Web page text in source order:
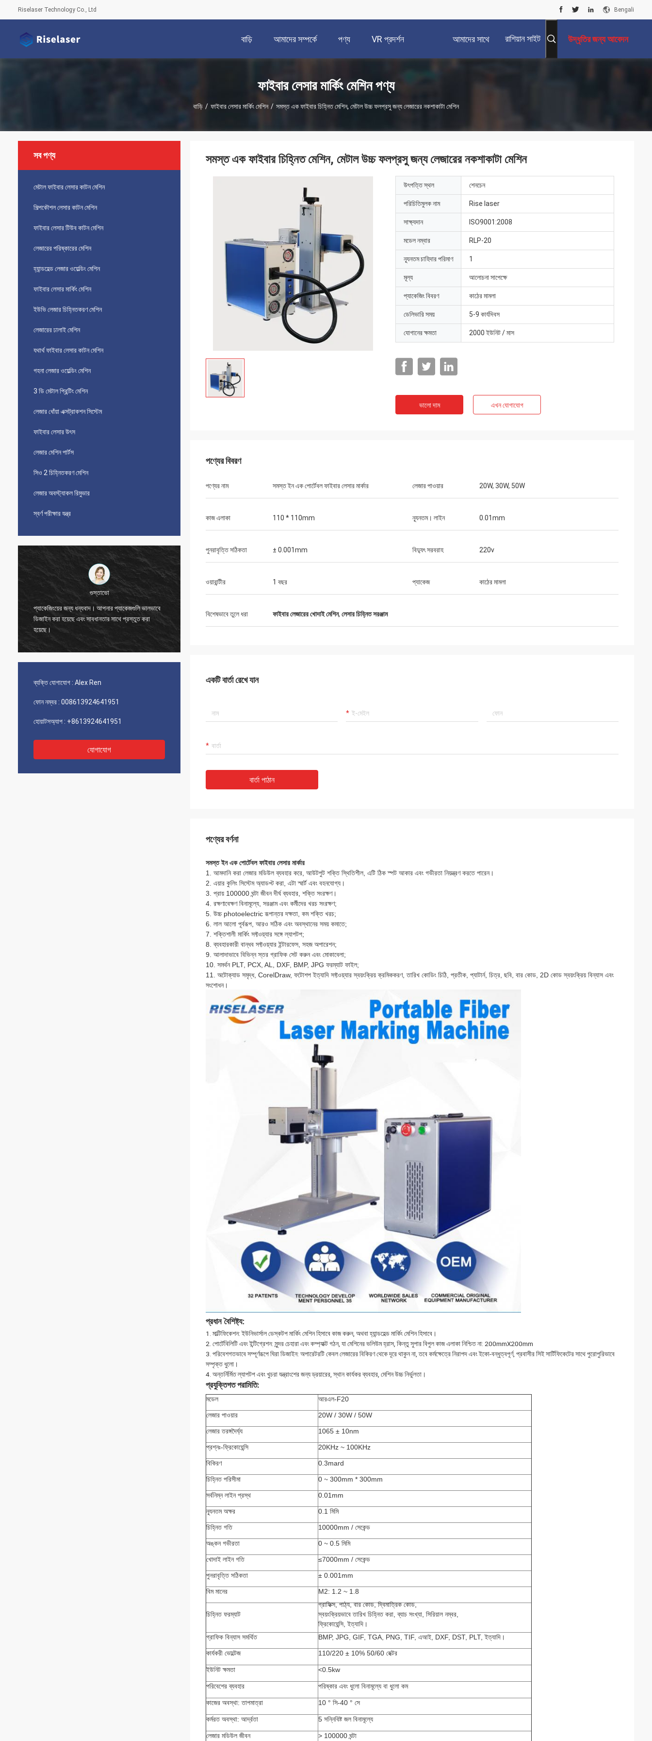
Riselaser Technology Co., Ltd Bengali
বাড়ি আমাদের সম্পর্কে পণ্য VR প্রদর্শন আমাদের সাথে রাশিয়ান সাইট উদ্ধৃতির জন্য আবেদন
ফাইবার লেসার মার্কিং মেশিন পণ্য
বাড়ি / ফাইবার লেসার মার্কিং মেশিন / সমস্ত এক ফাইবার চিহ্নিত মেশিন, মেটাল উচ্চ ফলপ্রসু জন্য লেজারের নকশাকাটা মেশিন
সব পণ্য
মেটাল ফাইবার লেসার কাটন মেশিন
শিল্পকৌশল লেসার কাটন মেশিন
ফাইবার লেসার টিউব কাটন মেশিন
লেজারের পরিষ্কারের মেশিন
হ্যান্ডহেল্ড লেজার ওয়েল্ডিং মেশিন
ফাইবার লেসার মার্কিং মেশিন
ইউভি লেজার চিহ্নিতকরণ মেশিন
লেজারের ঢালাই মেশিন
যথার্থ ফাইবার লেসার কাটন মেশিন
গহনা লেজার ওয়েল্ডিং মেশিন
3 ডি মেটাল প্রিন্টিং মেশিন
লেজার ধোঁয়া এক্সট্রাকশন সিস্টেম
ফাইবার লেসার উৎস
লেজার মেশিন পার্টস
সিও 2 চিহ্নিতকরণ মেশিন
লেজার অবস্ট্যাকল রিমুভার
স্বর্ণ পরীক্ষার যন্ত্র
বিজেতা
ধন্যবাদ, জো।
যন্ত্রটি দৃ looks় দেখায় ... ভাল নির্মিত ... এটির মতো!
গুস্তাভো
হয়েছে।
ব্যক্তি যোগাযোগ : Alex Ren
ফোন নম্বর : 008613924641951
হোয়াটসঅ্যাপ : +8613924641951
যোগাযোগ
সমস্ত এক ফাইবার চিহ্নিত মেশিন, মেটাল উচ্চ ফলপ্রসু জন্য লেজারের নকশাকাটা মেশিন
উৎপত্তি স্থল শেনচেন
পরিচিতিমুলক নাম Rise laser
সাক্ষ্যদান ISO9001:2008
মডেল নম্বার RLP-20
ন্যূনতম চাহিদার পরিমাণ 1
মূল্য আলোচনা সাপেক্ষে
প্যাকেজিং বিবরণ কাঠের মামলা
ডেলিভারি সময় 5-9 কার্যদিবস
যোগানের ক্ষমতা 2000 ইউনিট / মাস
ভালো দাম এখন যোগাযোগ
পণ্যের বিবরণ
পণ্যের নাম সমস্ত ইন এক পোর্টেবল ফাইবার লেসার মার্কার লেজার পাওয়ার 20W, 30W, 50W
কাজ এলাকা 110 * 110mm ন্যূনতম। লাইন 0.01mm
পুনরাবৃত্তি সঠিকতা ± 0.001mm বিদ্যুৎ সরবরাহ 220v
ওয়ারান্টীর 1 বছর প্যাকেজ কাঠের মামলা
বিশেষভাবে তুলে ধরা ফাইবার লেজারের খোদাই মেশিন, লেসার চিহ্নিত সরঞ্জাম
একটি বার্তা রেখে যান
বার্তা পাঠান
পণ্যের বর্ণনা
সমস্ত ইন এক পোর্টেবল ফাইবার লেসার মার্কার
1. আমদানি করা লেজার মডিউল ব্যবহার করে, আউটপুট শক্তি স্থিতিশীল, এটি ঠিক স্পট আকার এবং গভীরতা নিয়ন্ত্রণ করতে পারেন।
2. এয়ার কুলিং সিস্টেম অ্যাডপ্ট করা, এটা স্মার্ট এবং বহনযোগ্য।
3. প্রায় 100000 ঘন্টা জীবন দীর্ঘ ব্যবহার, শক্তি সংরক্ষণ।
4. রক্ষণাবেক্ষণ বিনামূল্যে, সরঞ্জাম এবং কর্মীদের খরচ সংরক্ষণ;
5. উচ্চ photoelectric রূপান্তর দক্ষতা, কম শক্তি খরচ;
6. লাল আলো পূর্বরূপ, আরও সঠিক এবং অবস্থানের সময় কমাতে;
7. শক্তিশালী মার্কিং সফ্টওয়্যার সঙ্গে ল্যাপটপ;
8. ব্যবহারকারী বান্ধব সফ্টওয়্যার ইন্টারফেস, সহজ অপারেশন;
9. আলাদাভাবে বিভিন্ন স্তর গ্রাফিক সেট করুন এবং মোকাবেলা;
10. সমর্থন PLT, PCX, AL, DXF, BMP, JPG ফরম্যাট ফাইল;
11. অটোক্যাড সমৃদ্ধ, CorelDraw, ফটোশপ ইত্যাদি সফ্টওয়্যার স্বয়ংক্রিয় ক্রমিককরণ, তারিখ কোডিং চিঠি, প্রতীক, প্যাটার্ন, চিত্র, ছবি, বার কোড, 2D কোড স্বয়ংক্রিয় বিন্যাস এবং
সংশোধন।
প্রধান বৈশিষ্ট্য:
1. মাল্টিফিকেশন: ইউনিভার্সাল ডেস্কটপ মার্কিং মেশিন হিসাবে কাজ করুন, অথবা হ্যান্ডহেল্ড মার্কিং মেশিন হিসাবে।
2. পোর্টেবিলিটি এবং ইন্টিগ্রেশন: সুন্দর চেহারা এবং কম্প্যাক্ট গঠন, যা মেশিনের ভলিউম হ্রাস, কিন্তু সুপার বিপুল কাজ এলাকা নিশ্চিত না: 200mmX200mm
3. পরিবেশগতভাবে সম্পূর্ণরূপে ঘিরা ডিজাইন: অপারেটরটি কেবল লেজারের বিকিরণ থেকে দূরে থাকুন না, তবে কর্মক্ষেত্রে নিরাপদ এবং ইকো-বন্ধুত্বপূর্ণ, প্রবাসীর সিই সার্টিফিকেটের সাথে পুরোপুরিভাবে
সম্পৃক্ত ধুলো।
4. অন্তর্নির্মিত ল্যাপটপ এবং খুচরা যন্ত্রাংশের জন্য ড্রয়ারের, স্থান কার্যকর ব্যবহার, মেশিন উচ্চ নির্ভুলতা।
প্রযুক্তিগত পরামিতি:
মডেল আরএল-F20
লেজার পাওয়ার 20W / 30W / 50W
লেজার তরঙ্গদৈর্ঘ্য 1065 ± 10nm
প্রশ্নঃ-ফ্রিকোয়েন্সি 20KHz ~ 100KHz
বিকিরণ 0.3mard
চিহ্নিত পরিসীমা 0 ~ 300mm * 300mm
সর্বনিম্ন লাইন প্রস্থ 0.01mm
ন্যূনতম অক্ষর 0.1 মিমি
চিহ্নিত গতি 10000mm / সেকেন্ড
অঙ্কন গভীরতা 0 ~ 0.5 মিমি
খোদাই লাইন গতি ≤7000mm / সেকেন্ড
পুনরাবৃত্তি সঠিকতা ± 0.001mm
বিম মানের M2: 1.2 ~ 1.8
চিহ্নিত ফরম্যাট
গ্রাফিক্স, পাঠ্য, বার কোড, দ্বিমাত্রিক কোড,
স্বয়ংক্রিয়ভাবে তারিখ চিহ্নিত করা, ব্যাচ সংখ্যা, সিরিয়াল নম্বর,
ফ্রিকোয়েন্সি, ইত্যাদি।
গ্রাফিক বিন্যাস সমর্থিত
BMP, JPG, GIF, TGA, PNG, TIF, এআই, DXF, DST, PLT, ইত্যাদি।
কার্যকরী ভোল্টেজ 110/220 ± 10% 50/60 হেক্টর
ইউনিট ক্ষমতা <0.5kw
পরিবেশের ব্যবহার পরিষ্কার এবং ধুলো বিনামূল্যে বা ধুলো কম
কাজের অবস্থা: তাপমাত্রা 10 ° সি-40 ° সে
কর্মরত অবস্থা: আর্দ্রতা 5 সন্নিবিষ্ট জল বিনামূল্যে
লেজার মডিউল জীবন > 100000 ঘন্টা